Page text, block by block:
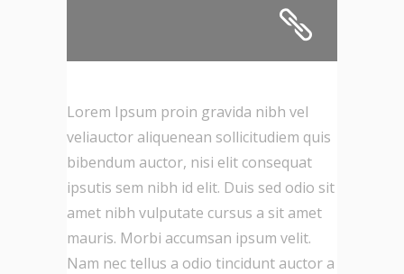
Lorem Ipsum proin gravida nibh vel
veliauctor aliquenean sollicitudiem quis
bibendum auctor, nisi elit consequat
ipsutis sem nibh id elit. Duis sed odio sit
amet nibh vulputate cursus a sit amet
mauris. Morbi accumsan ipsum velit.
Nam nec tellus a odio tincidunt auctor a